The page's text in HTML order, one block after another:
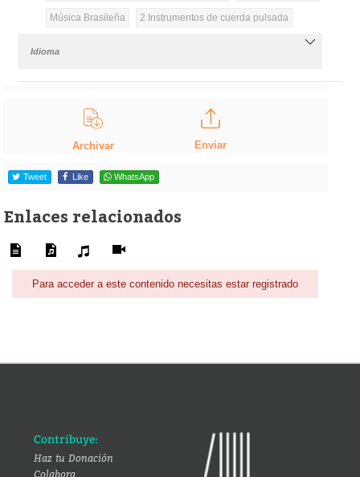
Música Brasileña 2 Instrumentos de cuerda pulsada
Idioma
Archivar Enviar
Tweet Like WhatsApp
Enlaces relacionados
Para acceder a este contenido necesitas estar registrado
Contribuye:
Haz tu Donación
Colabora